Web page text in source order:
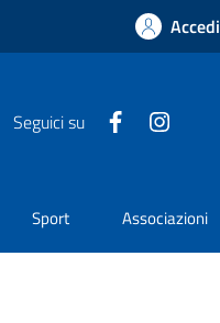
Seguici su Facebook
Sport Associazioni